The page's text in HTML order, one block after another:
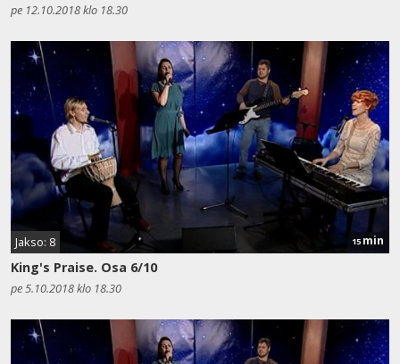
pe 12.10.2018 klo 18.30
Jakso: 8 15 min
King's Praise. Osa 6/10
pe 5.10.2018 klo 18.30